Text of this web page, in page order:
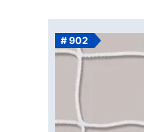
# 902